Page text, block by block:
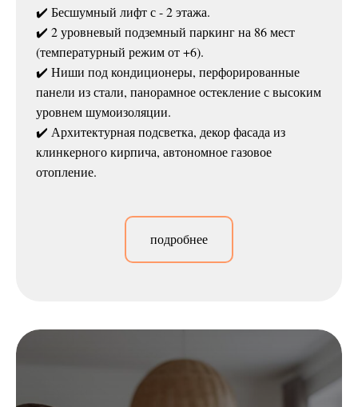
✔️ Бесшумный лифт с - 2 этажа.
✔️ 2 уровневый подземный паркинг на 86 мест
(температурный режим от +6).
✔️ Ниши под кондиционеры, перфорированные
панели из стали, панорамное остекление с высоким
уровнем шумоизоляции.
✔️ Архитектурная подсветка, декор фасада из
клинкерного кирпича, автономное газовое
отопление.
подробнее